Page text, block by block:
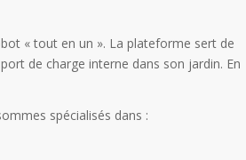
« tout en un ». La plateforme sert de
de charge interne dans son jardin. En
spécialisés dans :